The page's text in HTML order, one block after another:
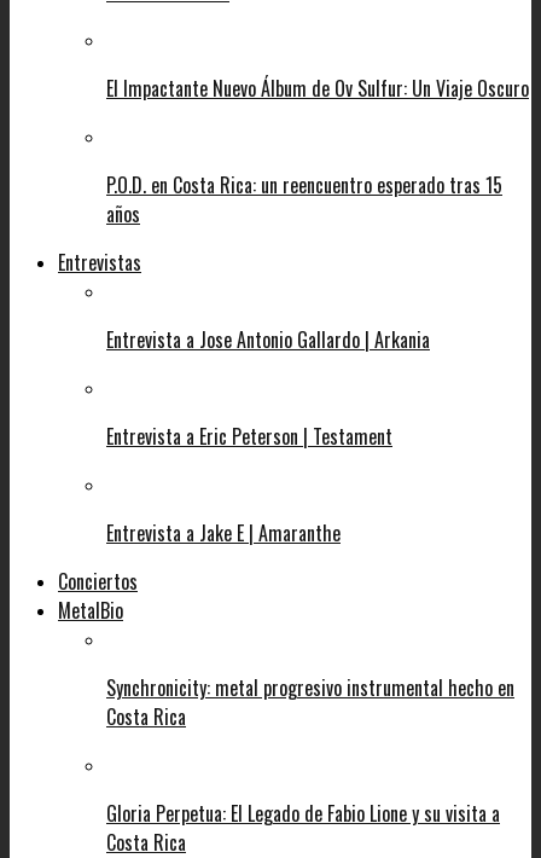
El Impactante Nuevo Álbum de Ov Sulfur: Un Viaje Oscuro
P.O.D. en Costa Rica: un reencuentro esperado tras 15
años
Entrevistas
Entrevista a Jose Antonio Gallardo | Arkania
Entrevista a Eric Peterson | Testament
Entrevista a Jake E | Amaranthe
Conciertos
MetalBio
Synchronicity: metal progresivo instrumental hecho en
Costa Rica
Gloria Perpetua: El Legado de Fabio Lione y su visita a
Costa Rica